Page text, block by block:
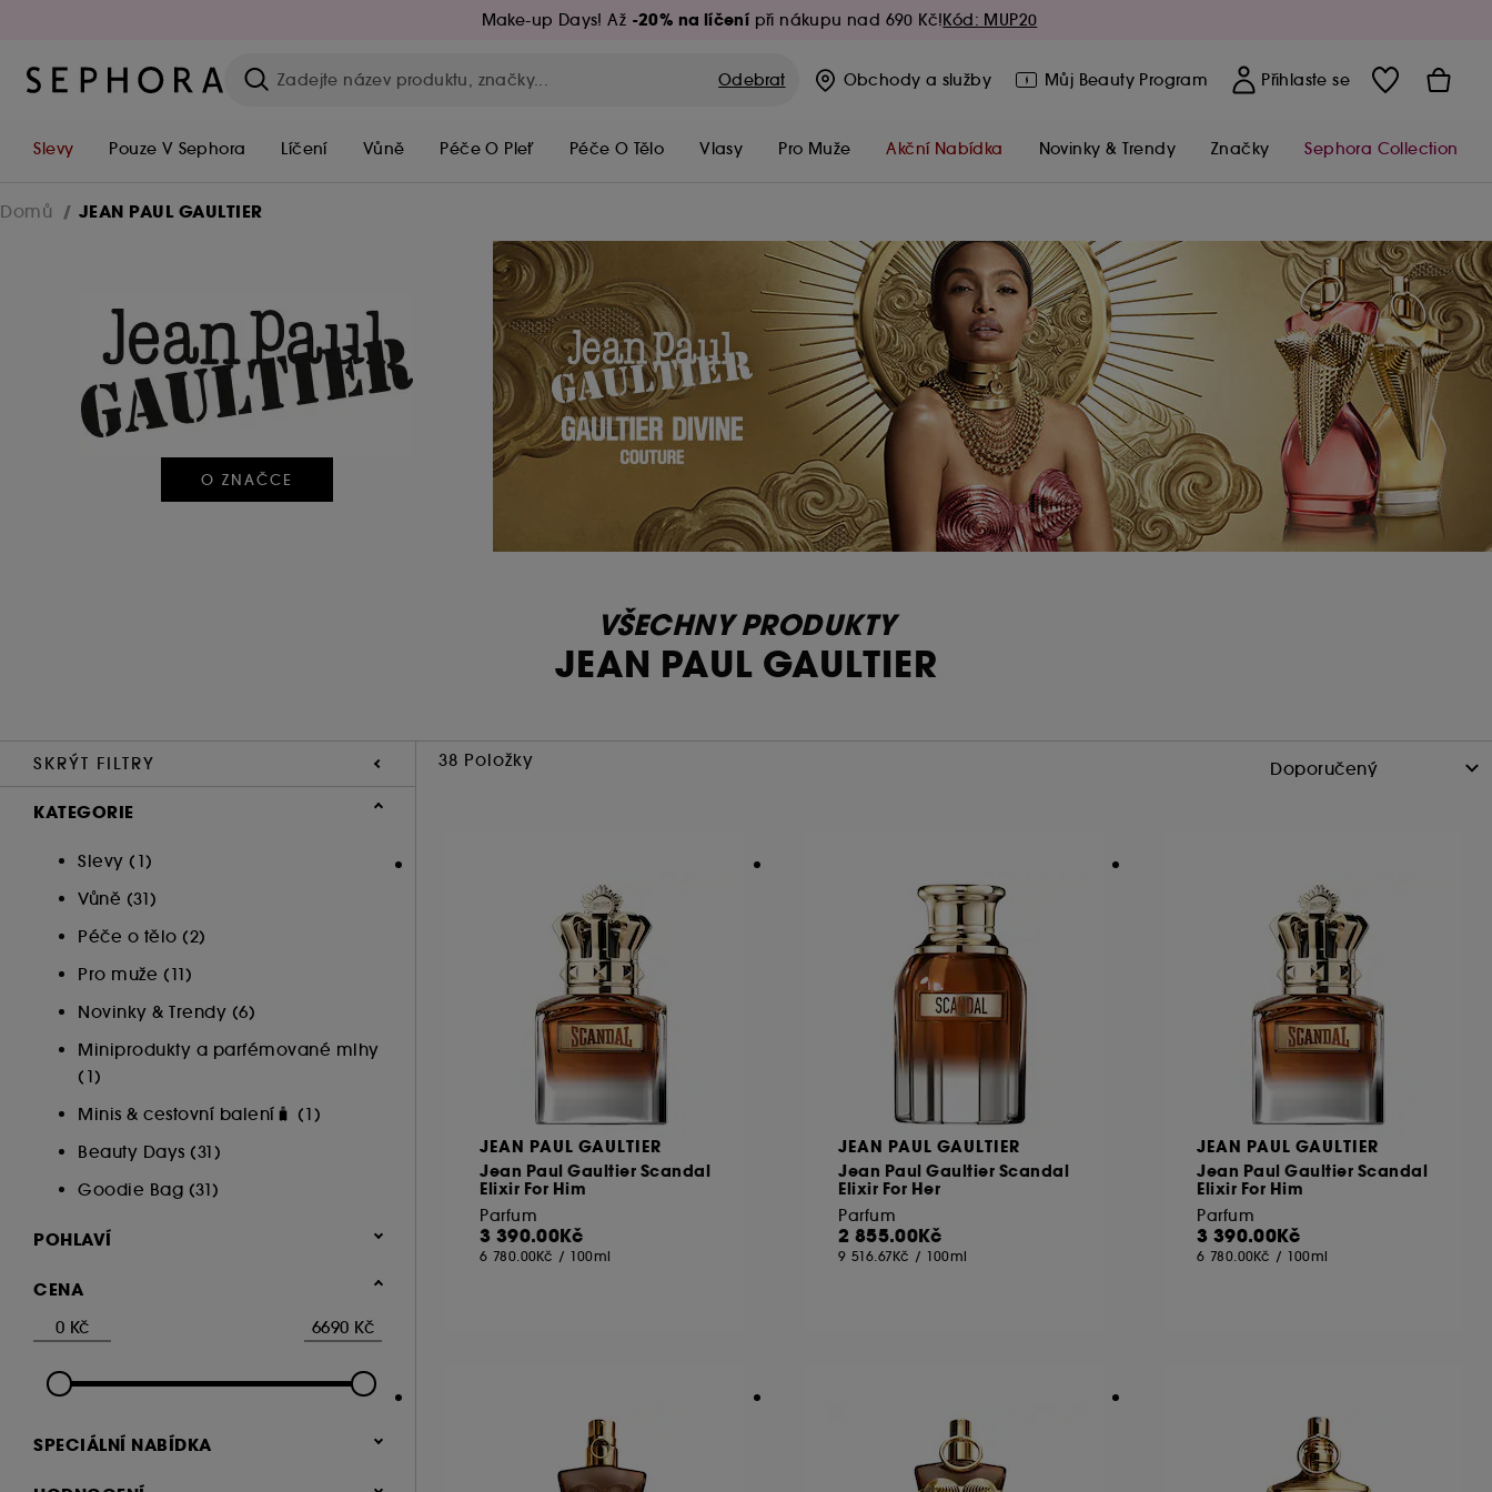
Make-up Days! Až -20% na líčení při nákupu nad 690 Kč!Kód: MUP20
Odebrat Obchody a služby Můj Beauty Program Přihlaste se
Slevy Pouze V Sephora Líčení Vůně Péče O Pleť Péče O Tělo Vlasy Pro Muže Akční Nabídka Novinky & Trendy Značky Sephora Collection
Domů JEAN PAUL GAULTIER
O ZNAČCE
VŠECHNY PRODUKTY
JEAN PAUL GAULTIER
SKRÝT FILTRY 38 Položky
KATEGORIE
Slevy (1)
Vůně (31)
Péče o tělo (2)
Pro muže (11)
Novinky & Trendy (6)
Miniprodukty a parfémované mlhy
(1)
Minis & cestovní balení🧳 (1)
Beauty Days (31)
Goodie Bag (31)
POHLAVÍ
Muži (9)
CENA
SPECIÁLNÍ NABÍDKA
Novinka (3)
JEAN PAUL GAULTIER
Jean Paul Gaultier Scandal
Elixir For Him
Parfum
3 390.00Kč
6 780.00Kč / 100ml
JEAN PAUL GAULTIER
Jean Paul Gaultier Scandal
Elixir For Her
Parfum
2 855.00Kč
9 516.67Kč / 100ml
JEAN PAUL GAULTIER
Jean Paul Gaultier Scandal
Elixir For Him
Parfum
3 390.00Kč
6 780.00Kč / 100ml